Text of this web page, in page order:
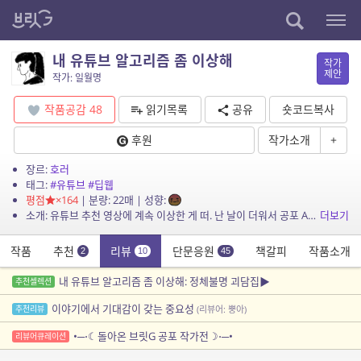
내 유튜브 알고리즘 좀 이상해
작가: 일월명
작가
제안
작품공감 48 읽기목록 공유
숏코드복사
후원
작가소개 +
장르:호러
태그:#유튜브#딥웹
평점
×164| 분량: 22매 | 성향:
소개: 유튜브 추천 영상에 계속 이상한 게 떠. 난 날이 더워서 공포 ASMR 몇 개를 찾아 보았을 뿐인데. *정체불명괴담 테마 단편선(구구단편서가) 수록작 22.01.11. 일부 수정 ... 더보기
작품 추천 2 리뷰 10 단문응원 45 책갈피 작품소개
추천셀렉션 내 유튜브 알고리즘 좀 이상해: 정체불명 괴담집▶️
추천리뷰 이야기에서 기대감이 갖는 중요성 (리뷰어: 뿡아)
리뷰어큐레이션 •─⋅☾돌아온 브릿G 공포 작가전☽⋅─•